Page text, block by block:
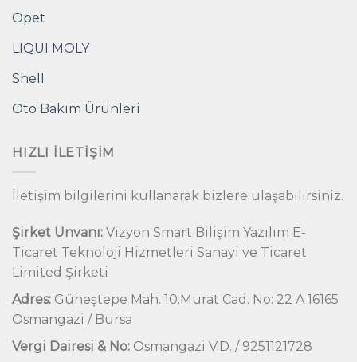
Opet
LIQUI MOLY
Shell
Oto Bakım Ürünleri
HIZLI İLETIŞIM
İletişim bilgilerini kullanarak bizlere ulaşabilirsiniz.
Şirket Unvanı: Vizyon Smart Bilişim Yazılım E-
Ticaret Teknoloji Hizmetleri Sanayi ve Ticaret
Limited Şirketi
Adres: Güneştepe Mah. 10.Murat Cad. No: 22 A 16165
Osmangazi / Bursa
Vergi Dairesi & No: Osmangazi V.D. / 9251121728